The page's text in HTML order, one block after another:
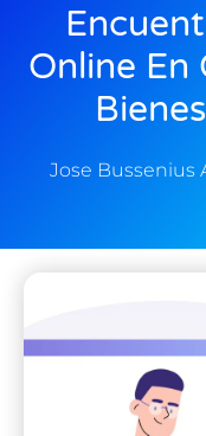
Online En
Jose Bussenius